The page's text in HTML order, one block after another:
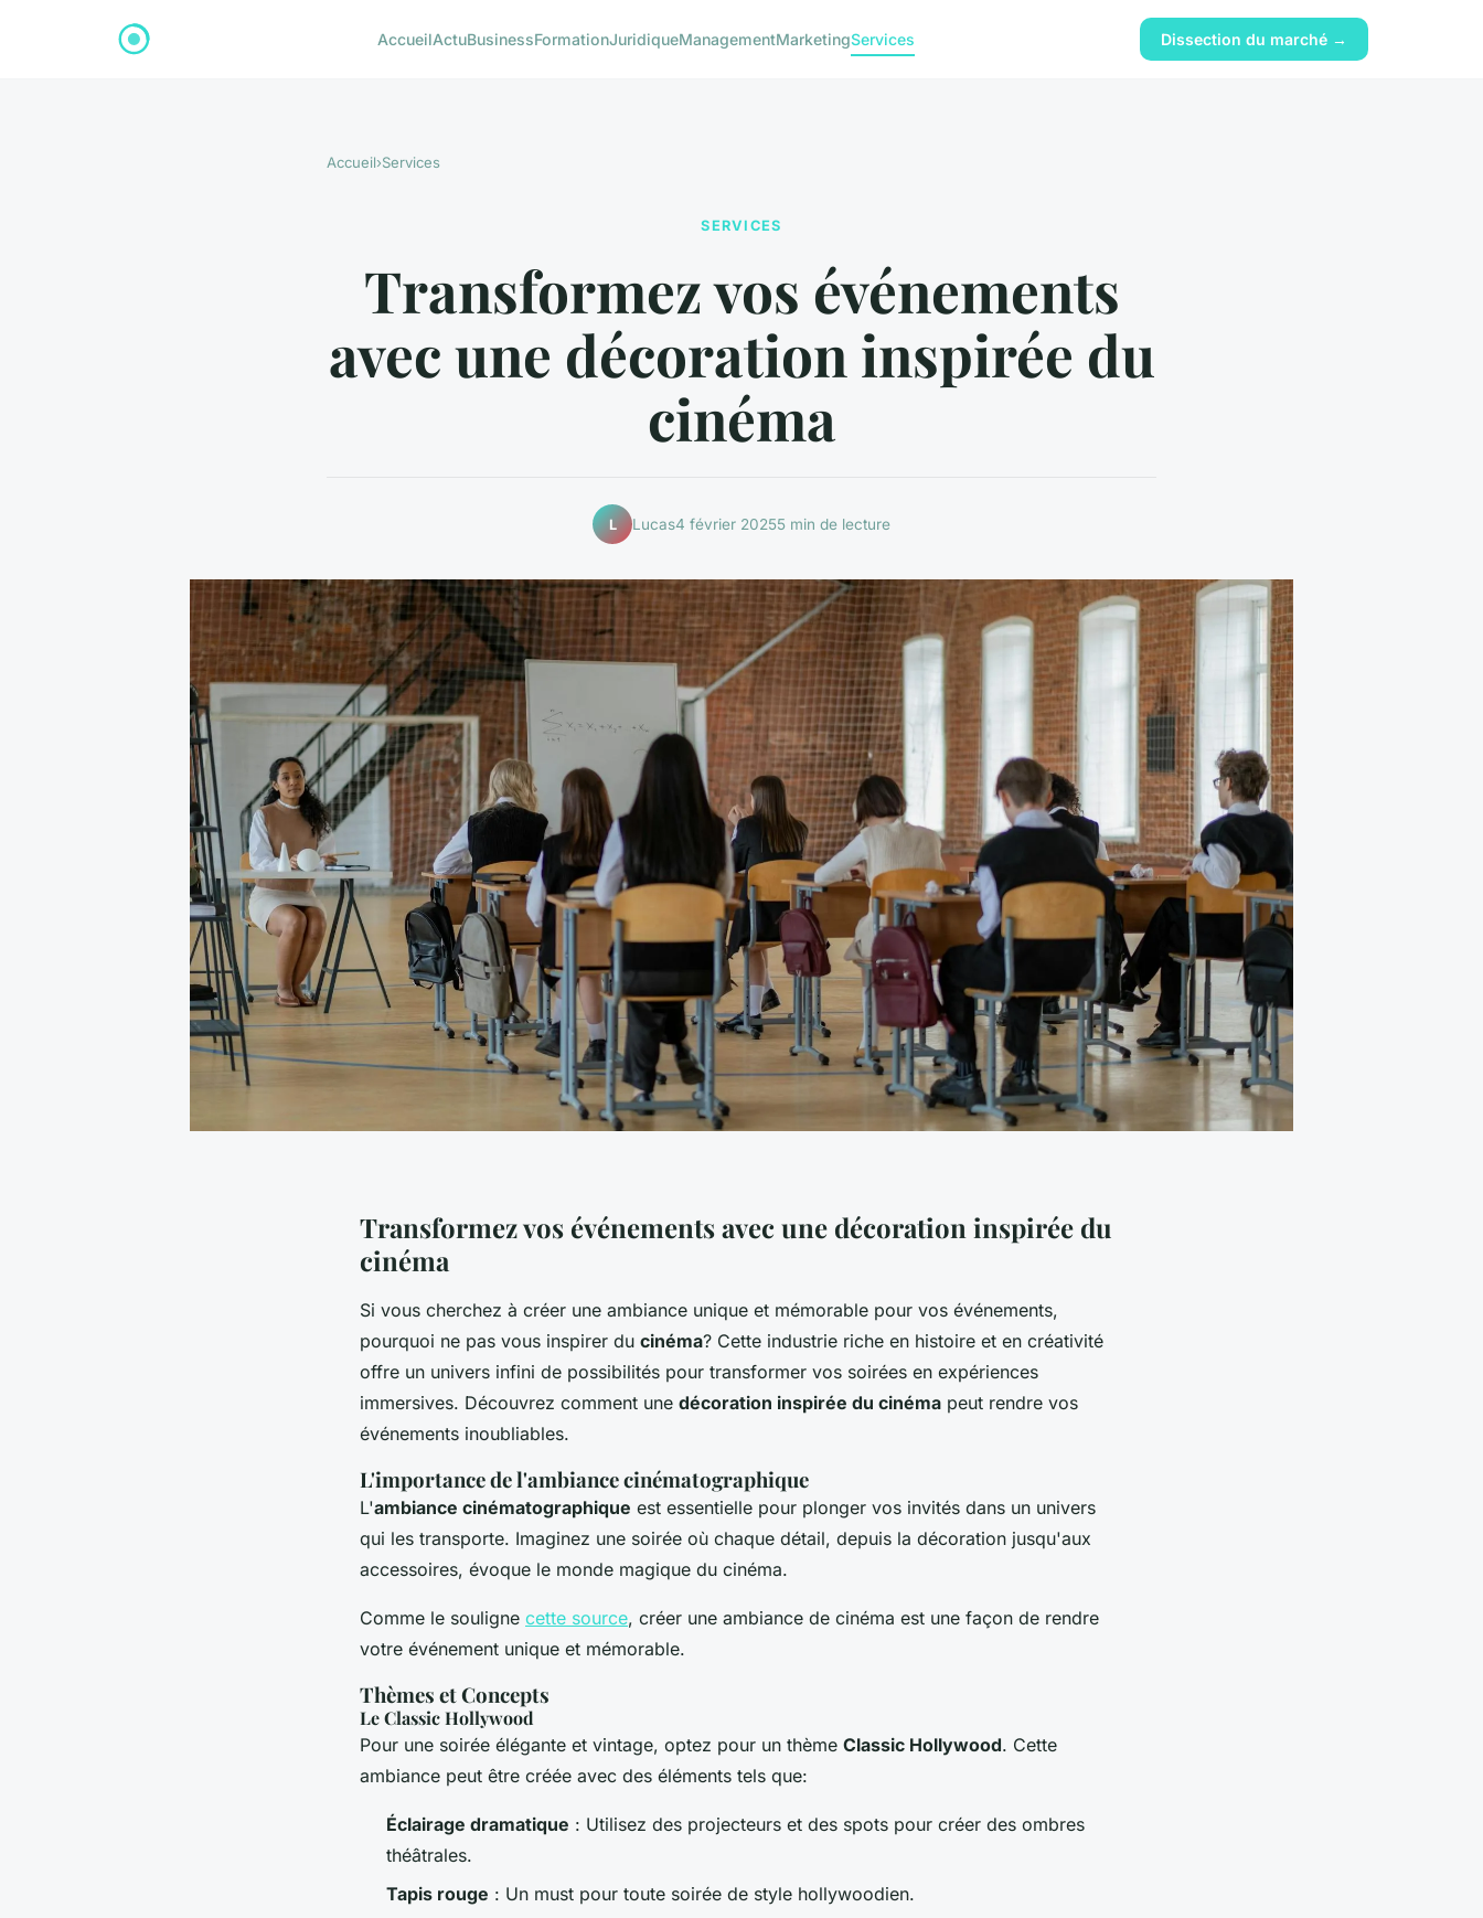
AccueilActuBusinessFormationJuridiqueManagementMarketingServices Dissection du marché →
Accueil›Services
SERVICES
Transformez vos événements
avec une décoration inspirée du
cinéma
L Lucas4 février 20255 min de lecture
Transformez vos événements avec une décoration inspirée du
cinéma
Si vous cherchez à créer une ambiance unique et mémorable pour vos événements,
pourquoi ne pas vous inspirer du cinéma? Cette industrie riche en histoire et en créativité
offre un univers infini de possibilités pour transformer vos soirées en expériences
immersives. Découvrez comment une décoration inspirée du cinéma peut rendre vos
événements inoubliables.
L'importance de l'ambiance cinématographique
L'ambiance cinématographique est essentielle pour plonger vos invités dans un univers
qui les transporte. Imaginez une soirée où chaque détail, depuis la décoration jusqu'aux
accessoires, évoque le monde magique du cinéma.
Comme le souligne cette source, créer une ambiance de cinéma est une façon de rendre
votre événement unique et mémorable.
Thèmes et Concepts
Le Classic Hollywood
Pour une soirée élégante et vintage, optez pour un thème Classic Hollywood. Cette
ambiance peut être créée avec des éléments tels que:
Éclairage dramatique : Utilisez des projecteurs et des spots pour créer des ombres
théâtrales.
Tapis rouge : Un must pour toute soirée de style hollywoodien.